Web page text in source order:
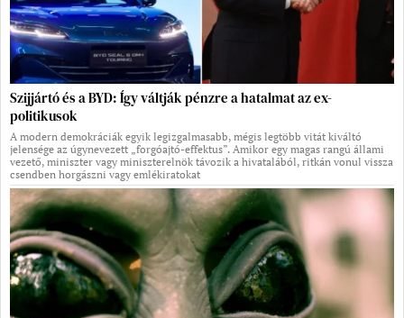
Szijjártó és a BYD: Így váltják pénzre a hatalmat az ex-
politikusok
A modern demokráciák egyik legizgalmasabb, mégis legtöbb vitát kiváltó
jelensége az úgynevezett „forgóajtó-effektus”. Amikor egy magas rangú állami
vezető, miniszter vagy miniszterelnök távozik a hivatalából, ritkán vonul vissza
csendben horgászni vagy emlékiratokat